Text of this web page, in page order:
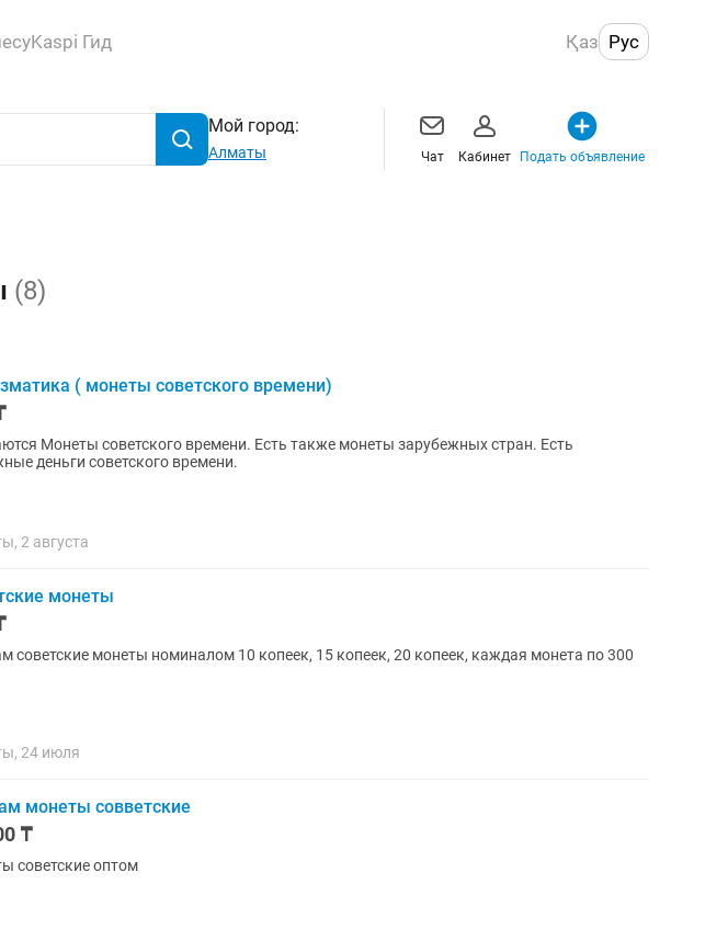
Kaspi Гид Қаз Рус
Мой город:
Алматы Чат Кабинет Подать объявление
(8)
( монеты советского времени)
Монеты советского времени. Есть также монеты зарубежных стран. Есть
деньги советского времени.
2 августа
монеты
советские монеты номиналом 10 копеек, 15 копеек, 20 копеек, каждая монета по 300
24 июля
монеты совветские
₸
советские оптом